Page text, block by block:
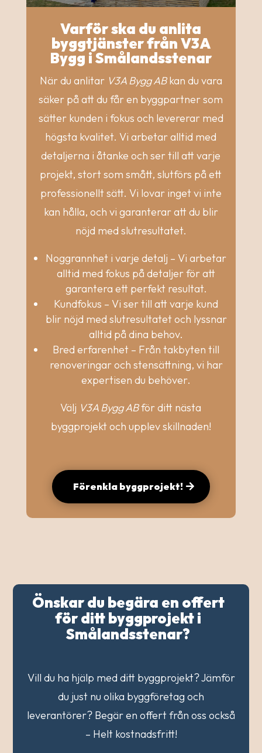
Varför ska du anlita
byggtjänster från V3A
Bygg i Smålandsstenar
När du anlitar V3A Bygg ABkan du vara
säker på att du får en byggpartner som
sätter kunden i fokus och levererar med
högsta kvalitet. Vi arbetar alltid med
detaljerna i åtanke och ser till att varje
projekt, stort som smått, slutförs på ett
professionellt sätt. Vi lovar inget vi inte
kan hålla, och vi garanterar att du blir
nöjd med slutresultatet.
Noggrannhet i varje detalj – Vi arbetar
alltid med fokus på detaljer för att
garantera ett perfekt resultat.
Kundfokus – Vi ser till att varje kund
blir nöjd med slutresultatet och lyssnar
alltid på dina behov.
Bred erfarenhet – Från takbyten till
renoveringar och stensättning, vi har
expertisen du behöver.
Välj V3A Bygg ABför ditt nästa
byggprojekt och upplev skillnaden!
Förenkla byggprojekt!
Önskar du begära en offert
för ditt byggprojekt i
Smålandsstenar?
Vill du ha hjälp med ditt byggprojekt? Jämför
du just nu olika byggföretag och
leverantörer? Begär en offert från oss också
– Helt kostnadsfritt!